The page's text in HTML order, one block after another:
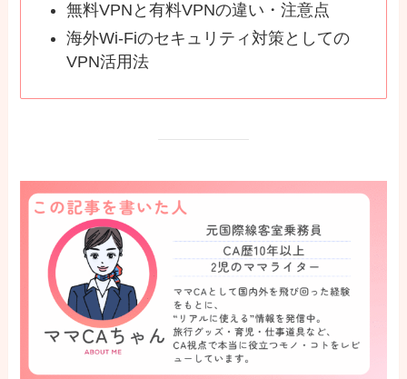
無料VPNと有料VPNの違い・注意点
海外Wi-Fiのセキュリティ対策としての
VPN活用法